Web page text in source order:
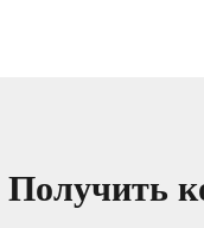
Получить